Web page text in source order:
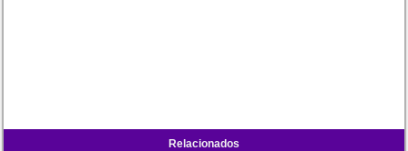
Relacionados